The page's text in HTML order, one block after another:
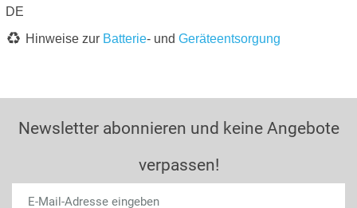
DE
Hinweise zur Batterie- und Geräteentsorgung
Newsletter abonnieren und keine Angebote
verpassen!